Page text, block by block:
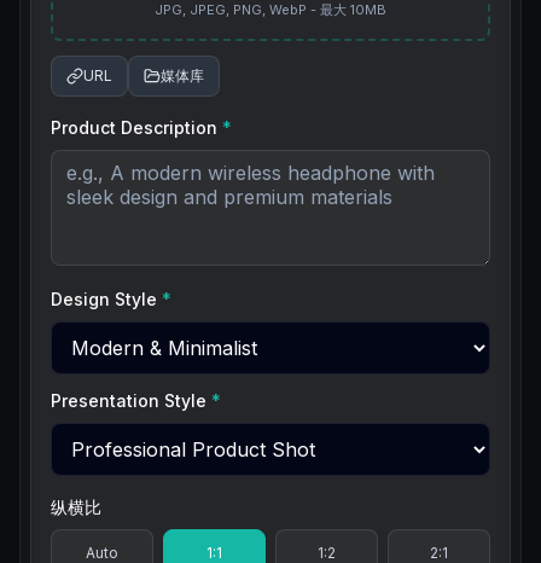
JPG, JPEG, PNG, WebP - 最大 10MB
URL 媒体库
Product Description *
Design Style *
Presentation Style *
纵横比
Auto 1:1 1:2 2:1